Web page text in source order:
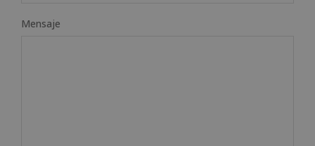
Mensaje